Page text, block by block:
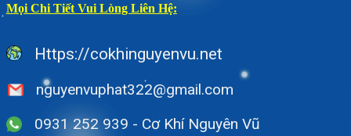
Mọi Chi Tiết Vui Lòng Liên Hệ:
Https://cokhinguyenvu.net
nguyenvuphat322@gmail.com
0931 252 939 - Cơ Khí Nguyên Vũ